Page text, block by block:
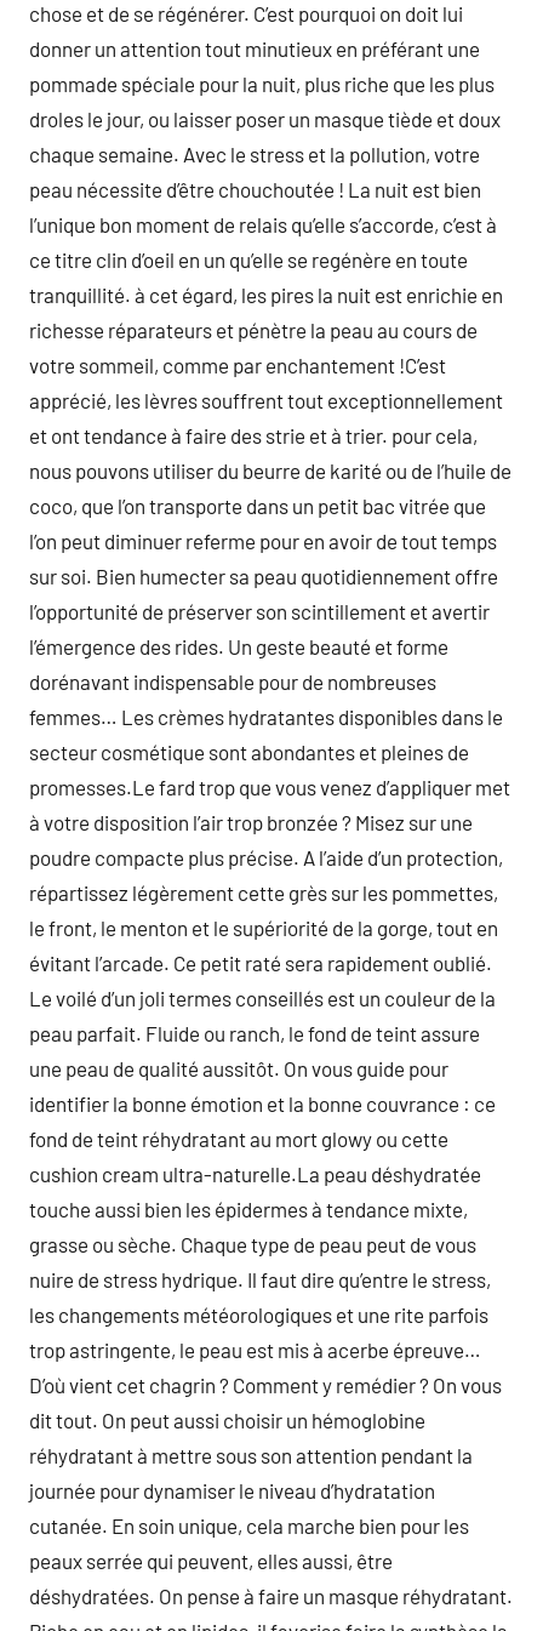
chose et de se régénérer. C’est pourquoi on doit lui
donner un attention tout minutieux en préférant une
pommade spéciale pour la nuit, plus riche que les plus
droles le jour, ou laisser poser un masque tiède et doux
chaque semaine. Avec le stress et la pollution, votre
peau nécessite d’être chouchoutée ! La nuit est bien
l’unique bon moment de relais qu’elle s’accorde, c’est à
ce titre clin d’oeil en un qu’elle se regénère en toute
tranquillité. à cet égard, les pires la nuit est enrichie en
richesse réparateurs et pénètre la peau au cours de
votre sommeil, comme par enchantement !C’est
apprécié, les lèvres souffrent tout exceptionnellement
et ont tendance à faire des strie et à trier. pour cela,
nous pouvons utiliser du beurre de karité ou de l’huile de
coco, que l’on transporte dans un petit bac vitrée que
l’on peut diminuer referme pour en avoir de tout temps
sur soi. Bien humecter sa peau quotidiennement offre
l’opportunité de préserver son scintillement et avertir
l’émergence des rides. Un geste beauté et forme
dorénavant indispensable pour de nombreuses
femmes… Les crèmes hydratantes disponibles dans le
secteur cosmétique sont abondantes et pleines de
promesses.Le fard trop que vous venez d’appliquer met
à votre disposition l’air trop bronzée ? Misez sur une
poudre compacte plus précise. A l’aide d’un protection,
répartissez légèrement cette grès sur les pommettes,
le front, le menton et le supériorité de la gorge, tout en
évitant l’arcade. Ce petit raté sera rapidement oublié.
Le voilé d’un joli termes conseillés est un couleur de la
peau parfait. Fluide ou ranch, le fond de teint assure
une peau de qualité aussitôt. On vous guide pour
identifier la bonne émotion et la bonne couvrance : ce
fond de teint réhydratant au mort glowy ou cette
cushion cream ultra-naturelle.La peau déshydratée
touche aussi bien les épidermes à tendance mixte,
grasse ou sèche. Chaque type de peau peut de vous
nuire de stress hydrique. Il faut dire qu’entre le stress,
les changements météorologiques et une rite parfois
trop astringente, le peau est mis à acerbe épreuve…
D’où vient cet chagrin ? Comment y remédier ? On vous
dit tout. On peut aussi choisir un hémoglobine
réhydratant à mettre sous son attention pendant la
journée pour dynamiser le niveau d’hydratation
cutanée. En soin unique, cela marche bien pour les
peaux serrée qui peuvent, elles aussi, être
déshydratées. On pense à faire un masque réhydratant.